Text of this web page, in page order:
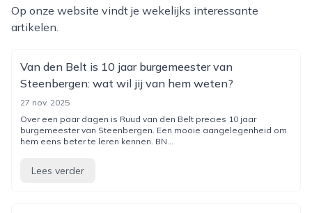
Op onze website vindt je wekelijks interessante
artikelen.
Van den Belt is 10 jaar burgemeester van
Steenbergen: wat wil jij van hem weten?
27 nov. 2025
Over een paar dagen is Ruud van den Belt precies 10 jaar
burgemeester van Steenbergen. Een mooie aangelegenheid om
hem eens beter te leren kennen. BN...
Lees verder